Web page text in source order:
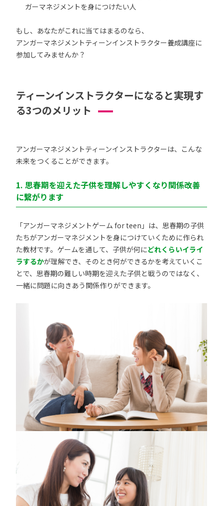
ガーマネジメントを身につけたい人
もし、あなたがこれに当てはまるのなら、
アンガーマネジメントティーンインストラクター養成講座に
参加してみませんか？
ティーンインストラクターになると実現す
る3つのメリット
アンガーマネジメントティーンインストラクターは、こんな
未来をつくることができます。
1. 思春期を迎えた子供を理解しやすくなり関係改善
に繋がります
「アンガーマネジメントゲーム for teen」は、思春期の子供
たちがアンガーマネジメントを身につけていくために作られ
た教材です。ゲームを通して、子供が何にどれくらいイライ
ラするかが理解でき、そのとき何ができるかを考えていくこ
とで、思春期の難しい時期を迎えた子供と戦うのではなく、
一緒に問題に向きあう関係作りができます。